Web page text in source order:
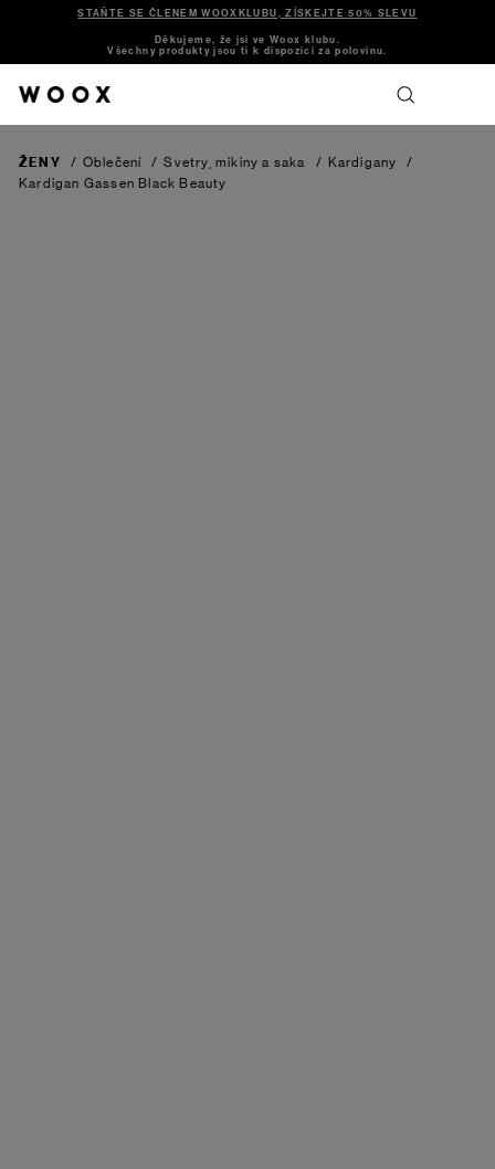
STAŇTE SE ČLENEM WOOXKLUBU, ZÍSKEJTE 50% SLEVU
Děkujeme, že jsi ve Woox klubu.
Všechny produkty jsou ti k dispozici za polovinu.
ŽENY / Oblečení / Svetry, mikiny a saka / Kardigany
/
Kardigan Gassen Black Beauty